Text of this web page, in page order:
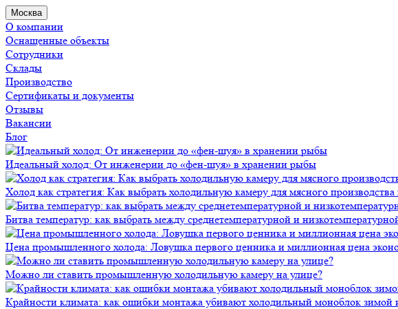
Москва
О компании
Оснащенные объекты
Сотрудники
Склады
Производство
Сертификаты и документы
Отзывы
Вакансии
Блог
Идеальный холод: От инженерии до «фен-шуя» в хранении рыбы
Холод как стратегия: Как выбрать холодильную камеру для мясного
Битва температур: как выбрать между среднетемпературной и
Цена промышленного холода: Ловушка первого ценника и миллионная цена
Можно ли ставить промышленную холодильную камеру на улице?
Крайности климата: как ошибки монтажа убивают холодильный моноблок зимой